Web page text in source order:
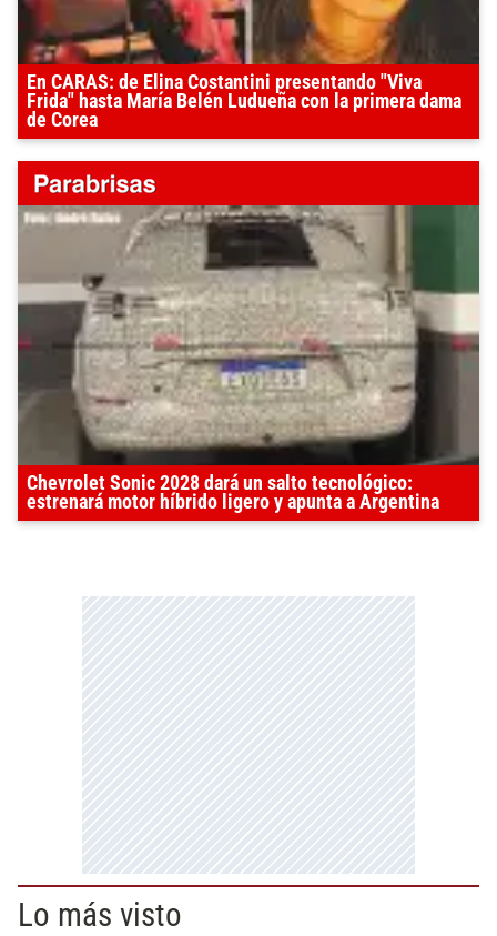
En CARAS: de Elina Costantini presentando "Viva
Frida" hasta María Belén Ludueña con la primera dama
de Corea
Chevrolet Sonic 2028 dará un salto tecnológico:
estrenará motor híbrido ligero y apunta a Argentina
Lo más visto